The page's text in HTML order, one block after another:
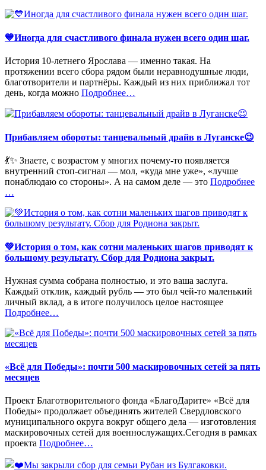
💙Иногда для счастливого финала нужен всего один шаг.
История 10-летнего Ярослава — именно такая. На
протяжении всего сбора рядом были неравнодушные люди,
благотворители и партнёры. Каждый из них приближал тот
день, когда можно Подробнее«%s»
…
Прибавляем обороты: танцевальный драйв в Луганске😉
💃✨ Знаете, с возрастом у многих почему-то появляется
внутренний стоп-сигнал — мол, «куда мне уже», «лучше
понаблюдаю со стороны». А на самом деле — это Подробнее
…
💚История о том, как сотни маленьких шагов приводят к
большому результату. Сбор для Родиона закрыт.
Нужная сумма собрана полностью, и это ваша заслуга.
Каждый отклик, каждый рубль — это был чей-то маленький
личный вклад, а в итоге получилось целое настоящее
Подробнее«%s»
…
«Всё для Победы»: почти 500 маскировочных сетей за пять
месяцев
Проект Благотворительного фонда «БлагоДарите» «Всё для
Победы» продолжает объединять жителей Свердловского
муниципального округа вокруг общего дела — изготовления
маскировочных сетей для военнослужащих.Сегодня в рамках
проекта Подробнее«%s»
…